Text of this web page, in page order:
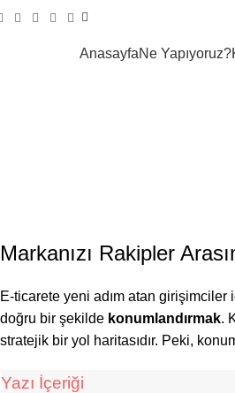
AnasayfaNe Yapıyoruz?
Markanızı Rakipler
E-ticarete yeni adım atan girişimciler
doğru bir şekilde konumlandırmak.
stratejik bir yol haritasıdır. Peki,
Yazı İçeriği